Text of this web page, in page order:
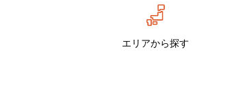
エリアから探す